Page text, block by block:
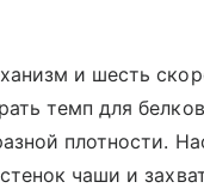
и шесть
темп для
плотности.
чаши и